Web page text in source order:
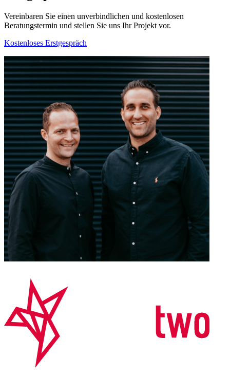
Vereinbaren Sie einen unverbindlichen und kostenlosen
Beratungstermin und stellen Sie uns Ihr Projekt vor.
Kostenloses Erstgespräch